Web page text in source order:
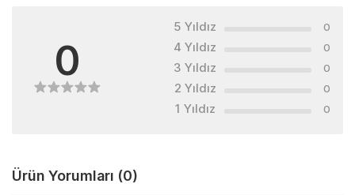
0
5 Yıldız 0
4 Yıldız 0
3 Yıldız 0
2 Yıldız 0
1 Yıldız 0
Ürün Yorumları (0)